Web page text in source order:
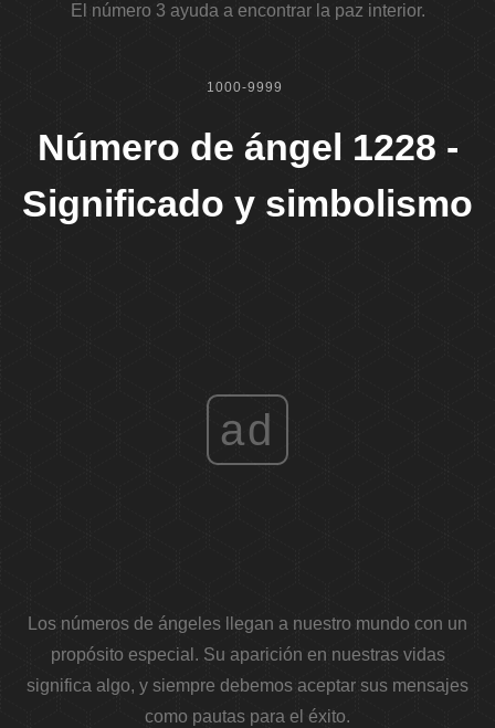
El número 3 ayuda a encontrar la paz interior.
1000-9999
Número de ángel 1228 -
Significado y simbolismo
ad
Los números de ángeles llegan a nuestro mundo con un
propósito especial. Su aparición en nuestras vidas
significa algo, y siempre debemos aceptar sus mensajes
como pautas para el éxito.